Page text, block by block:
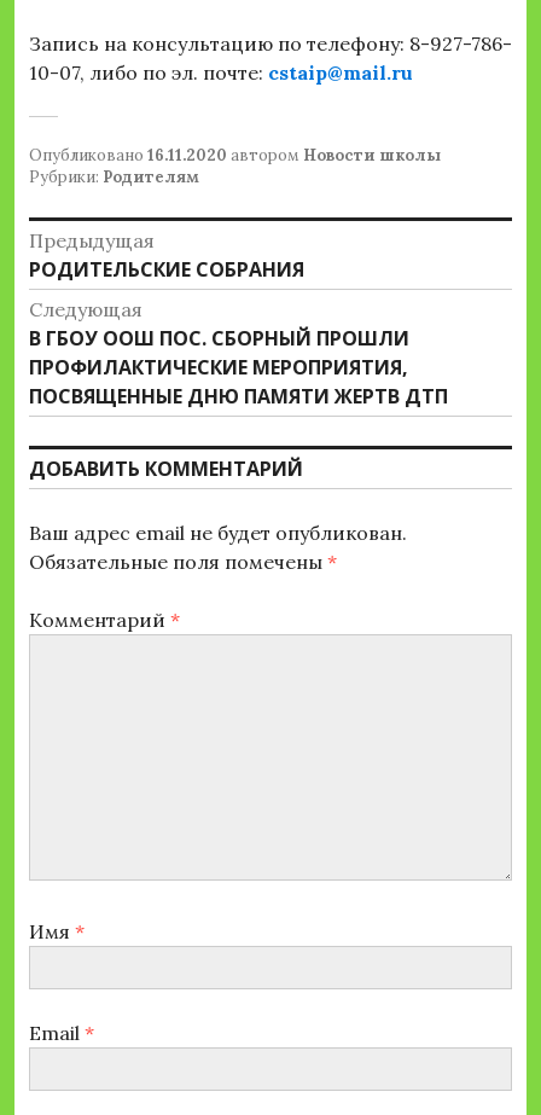
Запись на консультацию по телефону: 8-927-786-
10-07, либо по эл. почте: cstaip@mail.ru
Опубликовано 16.11.2020 автором Новости школы
Рубрики: Родителям
Навигация
по
записям
Предыдущая
Предыдущая
запись:
РОДИТЕЛЬСКИЕ СОБРАНИЯ
Следующая
Следующая
запись:
В ГБОУ ООШ ПОС. СБОРНЫЙ ПРОШЛИ
ПРОФИЛАКТИЧЕСКИЕ МЕРОПРИЯТИЯ,
ПОСВЯЩЕННЫЕ ДНЮ ПАМЯТИ ЖЕРТВ ДТП
ДОБАВИТЬ КОММЕНТАРИЙ
Ваш адрес email не будет опубликован.
Обязательные поля помечены *
Комментарий *
Имя *
Email *